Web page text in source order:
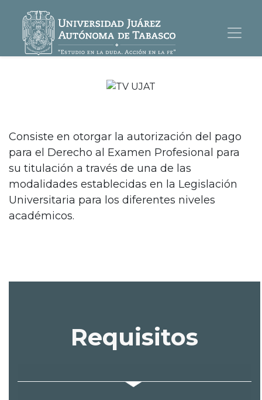
Consiste en otorgar la autorización del pago
para el Derecho al Examen Profesional para
su titulación a través de una de las
modalidades establecidas en la Legislación
Universitaria para los diferentes niveles
académicos.
Requisitos